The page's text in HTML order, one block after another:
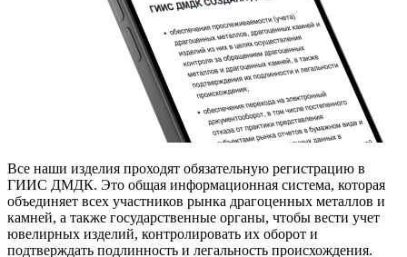
Все наши изделия проходят обязательную регистрацию в
ГИИС ДМДК. Это общая информационная система, которая
объединяет всех участников рынка драгоценных металлов и
камней, а также государственные органы, чтобы вести учет
ювелирных изделий, контролировать их оборот и
подтверждать подлинность и легальность происхождения.